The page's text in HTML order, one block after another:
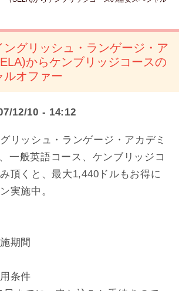
ングリッシュ・ランゲージ・ア
からケンブリッジコースの
ルオファー
12/10 - 14:12
リッシュ・ランゲージ・アカデミ
一般英語コース、ケンブリッジコ
頂くと、最大1,440ドルもお得に
実施中。
期間
条件